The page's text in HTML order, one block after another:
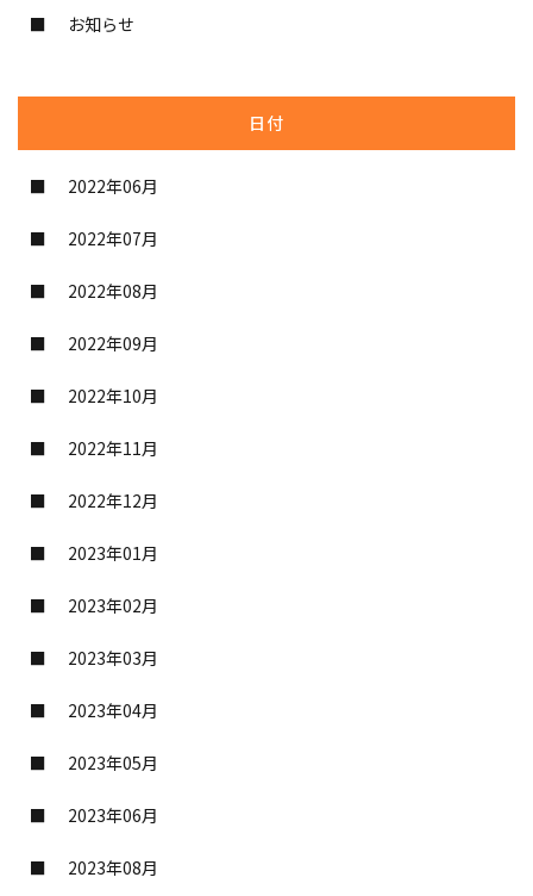
お知らせ
日付
2022年06月
2022年07月
2022年08月
2022年09月
2022年10月
2022年11月
2022年12月
2023年01月
2023年02月
2023年03月
2023年04月
2023年05月
2023年06月
2023年08月